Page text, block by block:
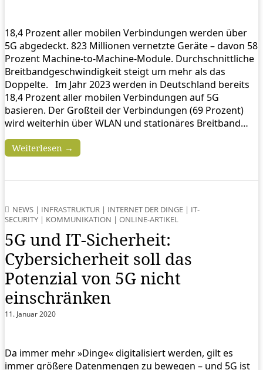
18,4 Prozent aller mobilen Verbindungen werden über
5G abgedeckt. 823 Millionen vernetzte Geräte – davon 58
Prozent Machine-to-Machine-Module. Durchschnittliche
Breitbandgeschwindigkeit steigt um mehr als das
Doppelte. Im Jahr 2023 werden in Deutschland bereits
18,4 Prozent aller mobilen Verbindungen auf 5G
basieren. Der Großteil der Verbindungen (69 Prozent)
wird weiterhin über WLAN und stationäres Breitband…
Weiterlesen →
NEWS | INFRASTRUKTUR | INTERNET DER DINGE | IT-
SECURITY | KOMMUNIKATION | ONLINE-ARTIKEL
5G und IT-Sicherheit:
Cybersicherheit soll das
Potenzial von 5G nicht
einschränken
11. Januar 2020
Da immer mehr »Dinge« digitalisiert werden, gilt es
immer größere Datenmengen zu bewegen – und 5G ist